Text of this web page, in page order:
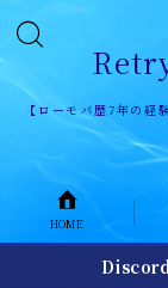
【ローモバ歴7年の
HOME
記事一覧
HOME
Discord